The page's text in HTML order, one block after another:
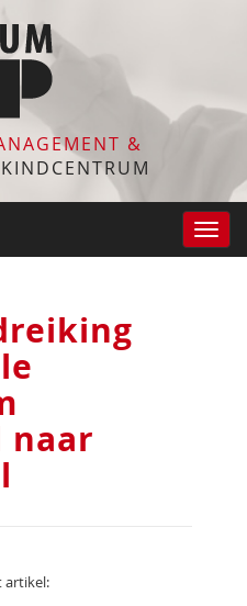
&
Toggle
naar
artikel: